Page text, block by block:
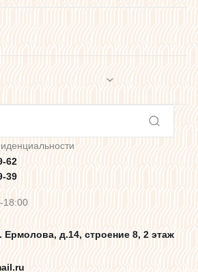
цветопередаче
62
39
18:00
Ермолова, д.14, строение 8, 2 этаж